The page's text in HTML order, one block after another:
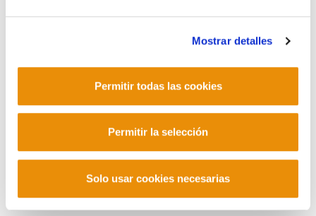
Mostrar detalles
Permitir todas las cookies
Permitir la selección
Solo usar cookies necesarias